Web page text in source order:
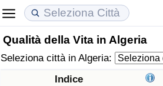
Qualità della Vita in Algeria
Seleziona città in Algeria:
Indice
Costo della vita
Indice Del Costo Della Vita
Prezzi degli immobili
Indice del Prezzo delle Case
Qualità della Vita
Indice della Qualità della Vita